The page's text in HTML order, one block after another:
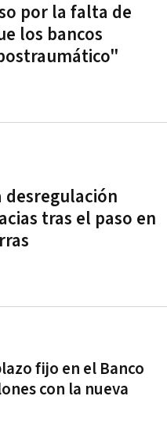
por la falta de
los bancos
desregulación
tras el paso en
fijo en el Banco
con la nueva